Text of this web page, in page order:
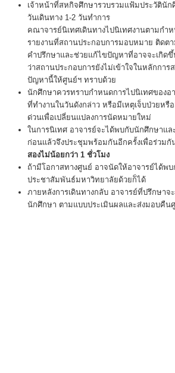
เจ้าหน้าที่สหกิจศึกษารวบรวมแฟ้มประวัตินั
วันเดินทาง 1-2 วันทำการ
คณาจารย์นิเทศเดินทางไปนิเทศงานตามก
รายงานที่สถานประกอบการมอบหมาย ติดต
คำปรึกษาและช่วยแก้ไขปัญหาที่อาจจะเกิด
ว่าสถานประกอบการยังไม่เข้าใจในหลักกา
ปัญหานี้ให้ศูนย์ฯ ทราบด้วย
นักศึกษาควรทราบกำหนดการไปนิเทศของ
ที่ทำงานในวันดังกล่าว หรือมีเหตุเจ็บป่วยห
ด่วนเพื่อเปลี่ยนแปลงการนัดหมายใหม่
ในการนิเทศ อาจารย์จะได้พบกับนักศึกษาแ
ก่อนแล้วจึงประชุมพร้อมกันอีกครั้งเพื่อร่วม
สองไม่น้อยกว่า 1 ชั่วโมง
ถ้ามีโอกาสทางศูนย์ อาจนัดให้อาจารย์ได้พ
ประชาสัมพันธ์มหาวิทยาลัยด้วยก็ได้
ภายหลังการเดินทางกลับ อาจารย์ที่ปรึกษา
นักศึกษา ตามแบบประเมินผลและส่งมอบคืน